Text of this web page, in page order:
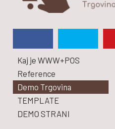
Kaj je WWW+POS
Reference
Demo Trgovina
TEMPLATE
DEMO STRANI